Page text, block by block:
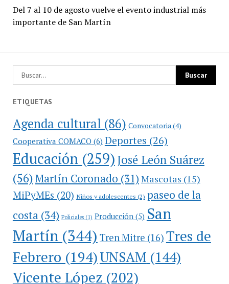
Del 7 al 10 de agosto vuelve el evento industrial más
importante de San Martín
ETIQUETAS
Agenda cultural (86) Convocatoria (4)
Cooperativa COMACO(6) Deportes (26)
Educación(259)José León Suárez
(56)Martín Coronado (31) Mascotas (15)
MiPyMEs (20) Niños y adolescentes (2) paseo de la
costa(34) Policiales(1) Producción(5) San
Martín(344) Tren Mitre (16) Tres de
Febrero (194)UNSAM (144)
Vicente López (202)